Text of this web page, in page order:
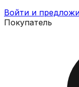
Войти и
Покупатель